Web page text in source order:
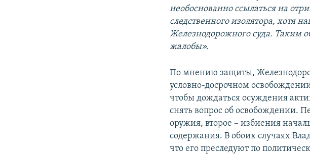
необоснованно ссылаться на
следственного изолятора, хотя
Железнодорожного суда. Таким
жалобы».
По мнению защиты,
условно-досрочном
чтобы дождаться осуждения
снять вопрос об освобождении.
оружия, второе – избиения
содержания. В обоих случаях
что его преследуют по